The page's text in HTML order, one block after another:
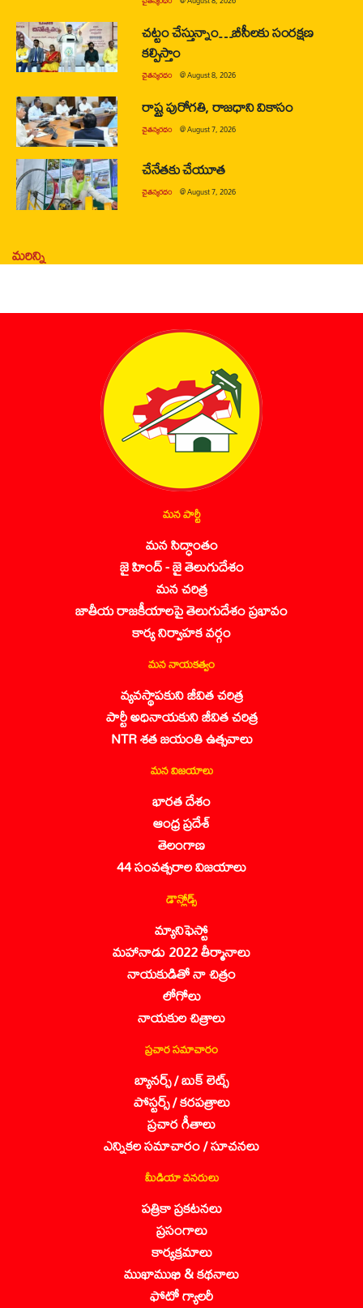
చట్టం చేస్తున్నాం…బీసీలకు సంరక్షణ
కల్పిస్తాం
చైతన్యరధం @August 8, 2026
రాష్ట్ర పురోగతి, రాజధాని వికాసం
చైతన్యరధం @August 7, 2026
చేనేతకు చేయూత
చైతన్యరధం @August 7, 2026
మరిన్ని
మన పార్టీ
మన సిద్ధాంతం
జై హింద్ - జై తెలుగుదేశం
మన చరిత్ర
జాతీయ రాజకీయాలపై తెలుగుదేశం ప్రభావం
కార్య నిర్వాహక వర్గం
మన నాయకత్వం
వ్యవస్థాపకుని జీవిత చరిత్ర
పార్టీ అధినాయకుని జీవిత చరిత్ర
NTR శత జయంతి ఉత్సవాలు
మన విజయాలు
భారత దేశం
ఆంధ్ర ప్రదేశ్
తెలంగాణ
44 సంవత్సరాల విజయాలు
డౌన్లోడ్స్
మ్యానిఫెస్టో
మహానాడు 2022 తీర్మానాలు
నాయకుడితో నా చిత్రం
లోగోలు
నాయకుల చిత్రాలు
ప్రచార సమాచారం
బ్యానర్స్ / బుక్ లెట్స్
పోస్టర్స్ / కరపత్రాలు
ప్రచార గీతాలు
ఎన్నికల సమాచారం / సూచనలు
మీడియా వనరులు
పత్రికా ప్రకటనలు
ప్రసంగాలు
కార్యక్రమాలు
ముఖాముఖి & కథనాలు
ఫోటో గ్యాలరీ